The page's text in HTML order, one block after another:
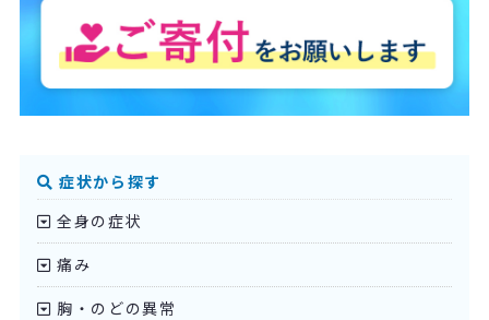
症状から探す
全身の症状
痛み
胸・のどの異常